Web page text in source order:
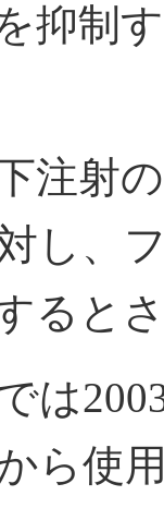
抑制
注射
し、
ると
は
ら使